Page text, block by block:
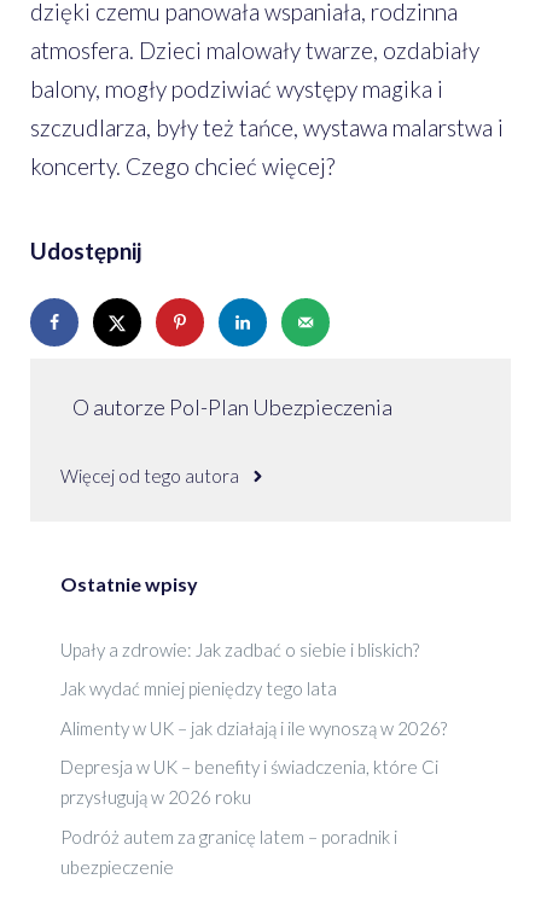
dzięki czemu panowała wspaniała, rodzinna
atmosfera. Dzieci malowały twarze, ozdabiały
balony, mogły podziwiać występy magika i
szczudlarza, były też tańce, wystawa malarstwa i
koncerty. Czego chcieć więcej?
Udostępnij
O autorze Pol-Plan Ubezpieczenia
Więcej od tego autora
Ostatnie wpisy
Upały a zdrowie: Jak zadbać o siebie i bliskich?
Jak wydać mniej pieniędzy tego lata
Alimenty w UK – jak działają i ile wynoszą w 2026?
Depresja w UK – benefity i świadczenia, które Ci
przysługują w 2026 roku
Podróż autem za granicę latem – poradnik i
ubezpieczenie